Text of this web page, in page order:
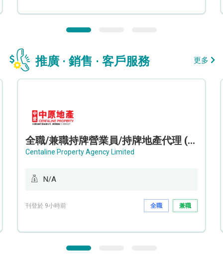
推廣 · 銷售 · 客戶服務 更多
全職/兼職持牌營業員/持牌地產代理 (長沙灣/將軍澳/油塘)
Centaline Property Agency Limited
N/A
刊登於 9小時前 全職 兼職